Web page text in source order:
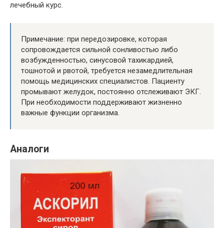
лечебный курс.
Примечание: при передозировке, которая
сопровождается сильной сонливостью либо
возбужденностью, синусовой тахикардией,
тошнотой и рвотой, требуется незамедлительная
помощь медицинских специалистов. Пациенту
промывают желудок, постоянно отслеживают ЭКГ.
При необходимости поддерживают жизненно
важные функции организма.
Аналоги